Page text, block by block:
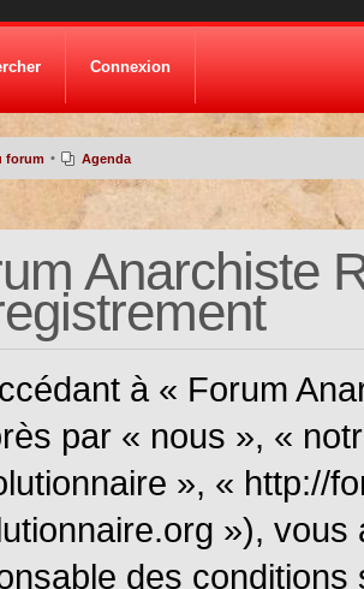
Connexion
forum • Agenda
Anarchiste
à « Forum
par « nous », «
», « http://
»), vous
des conditions